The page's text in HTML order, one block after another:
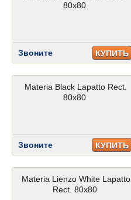
80x80
Звоните КУПИТЬ
Materia Black Lapatto Rect.
80x80
Звоните КУПИТЬ
Materia Lienzo White Lapatto
Rect. 80x80